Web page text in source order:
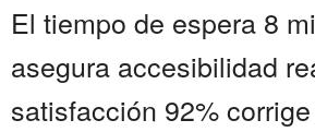
El tiempo de espera 8
asegura accesibilidad
satisfacción 92%